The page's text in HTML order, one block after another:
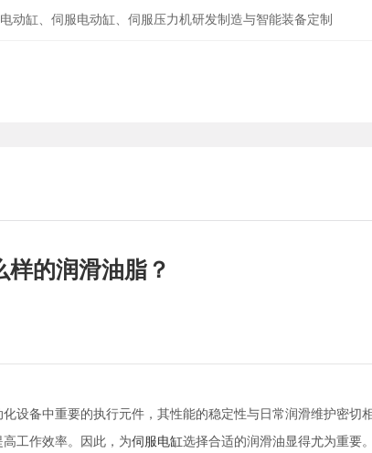
动缸、伺服电动缸、伺服压力机研发制造与智能装备定制
的润滑油脂？
设备中重要的执行元件，其性能的稳定性与日常润滑维护密切
工作效率。因此，为伺服电缸选择合适的润滑油显得尤为重要。